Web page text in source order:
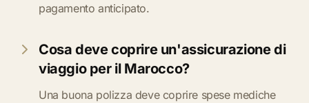
pagamento anticipato.
Cosa deve coprire un'assicurazione di
viaggio per il Marocco?
Una buona polizza deve coprire spese mediche